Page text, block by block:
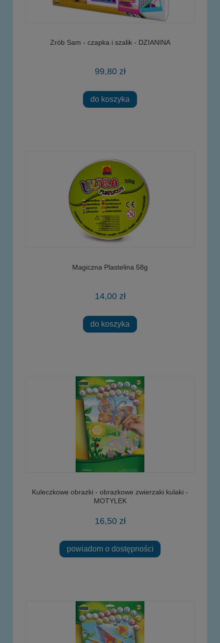
Zrób Sam - czapka i szalik - DZIANINA
99,80 zł
do koszyka
Magiczna Plastelina 58g
14,00 zł
do koszyka
Kuleczkowe obrazki - obrazkowe zwierzaki kulaki -
MOTYLEK
16,50 zł
powiadom o dostępności